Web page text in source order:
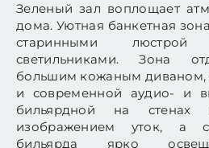
Зеленый зал воплощает
дома. Уютная банкетная
старинными
светильниками. Зона
большим кожаным
и современной аудио- и
бильярдной на
изображением уток, а
бильярда ярко